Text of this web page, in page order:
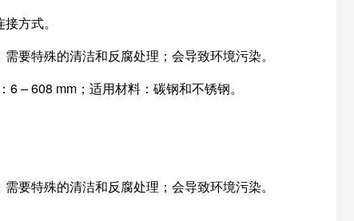
方式。
要特殊的清洁和反腐处理；会导致环境污染。
– 608 mm；适用材料：碳钢和不锈钢。
要特殊的清洁和反腐处理；会导致环境污染。